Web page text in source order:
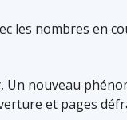
les nombres en
Un nouveau
et pages